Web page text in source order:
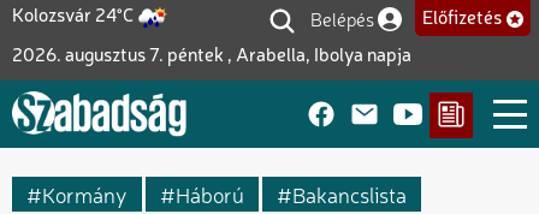
Ugrás
tartalomra
Kolozsvár 24°C
2026. augusztus 7. péntek , Arabella, Ibolya napja
Felhasználói fiók
Belépés Előfizetés
Kormány Háború
Bakancslista